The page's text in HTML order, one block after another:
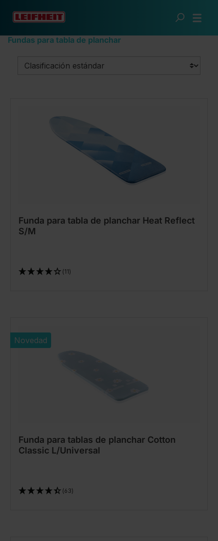
Saltar al contenido principal
Fundas para tabla de planchar
Funda para tabla de planchar Heat Reflect
S/M
(11)
Novedad
Funda para tablas de planchar Cotton
Classic L/Universal
(63)